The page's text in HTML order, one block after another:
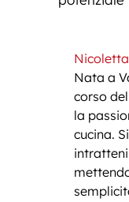
Nata a
corso
la
cucina.